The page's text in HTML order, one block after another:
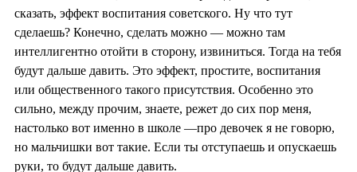
сказать, эффект воспитания советского. Ну что тут
сделаешь? Конечно, сделать можно — можно там
интеллигентно отойти в сторону, извиниться. Тогда на тебя
будут дальше давить. Это эффект, простите, воспитания
или общественного такого присутствия. Особенно это
сильно, между прочим, знаете, режет до сих пор меня,
настолько вот именно в школе —про девочек я не говорю,
но мальчишки вот такие. Если ты отступаешь и опускаешь
руки, то будут дальше давить.